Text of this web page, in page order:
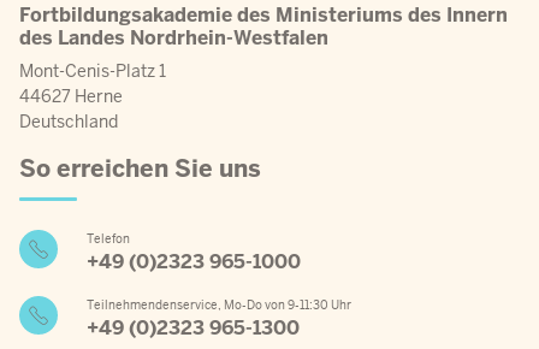
Fortbildungsakademie des Ministeriums des Innern
des Landes Nordrhein-Westfalen
Mont-Cenis-Platz 1
44627 Herne
Deutschland
So erreichen Sie uns
Telefon
+49 (0)2323 965-1000
Teilnehmendenservice, Mo-Do von 9-11:30 Uhr
+49 (0)2323 965-1300